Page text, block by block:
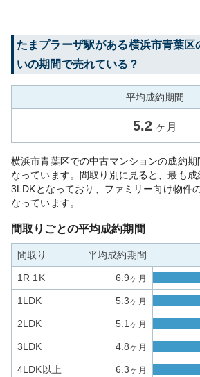
たまプラーザ駅がある横浜市青葉区
いの期間で売れている？
平均成約期間
5.2 ヶ月
横浜市青葉区での中古マンションの成約期
なっています。間取り別に見ると、最も
3LDKとなっており、ファミリー向け物件
なっています。
間取りごとの平均成約期間
間取り 平均成約期間
1R 1K 6.9ヶ月
1LDK 5.3ヶ月
2LDK 5.1 ヶ月
3LDK 4.8ヶ月
4LDK以上 6.3ヶ月